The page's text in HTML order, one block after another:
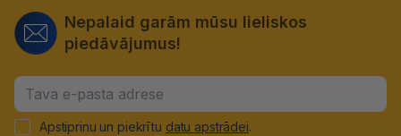
Nepalaid garām mūsu lieliskos
piedāvājumus!
Apstiprinu un piekrītu datu apstrādei.